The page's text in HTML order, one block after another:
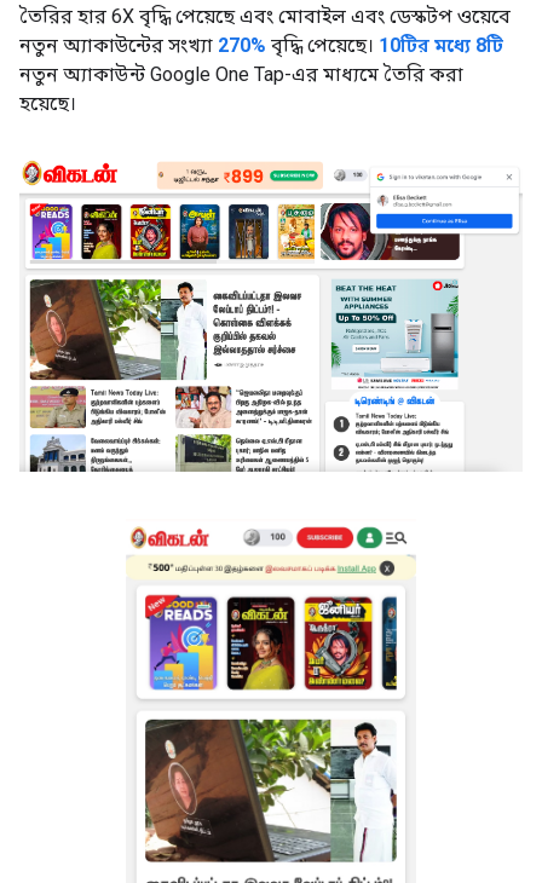
তৈরির হার 6X বৃদ্ধি পেয়েছে এবং মোবাইল এবং ডেস্কটপ ওয়েবে
নতুন অ্যাকাউন্টের সংখ্যা 270% বৃদ্ধি পেয়েছে। 10টির মধ্যে 8টি
নতুন অ্যাকাউন্ট Google One Tap-এর মাধ্যমে তৈরি করা
হয়েছে।